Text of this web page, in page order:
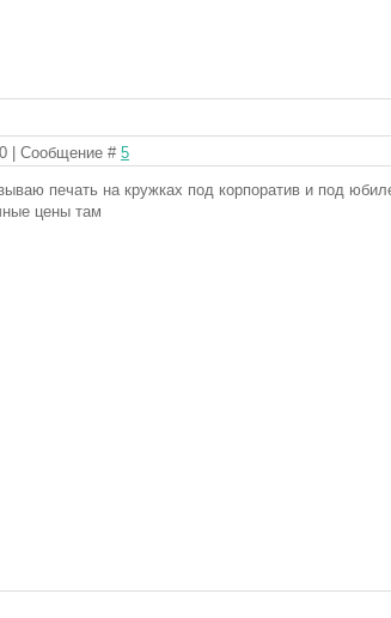
| Сообщение # 5
печать на кружках под корпоратив и под
цены там